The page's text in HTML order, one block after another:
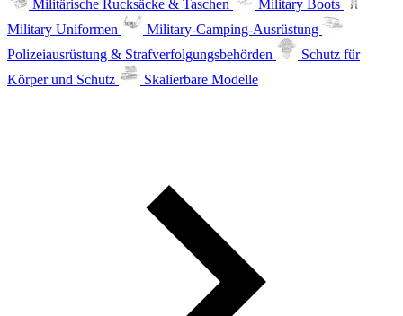
Militärische Rucksäcke & Taschen
Military Boots
Military Uniformen
Military-Camping-Ausrüstung
Polizeiausrüstung & Strafverfolgungsbehörden
Schutz für
Körper und Schutz
Skalierbare Modelle